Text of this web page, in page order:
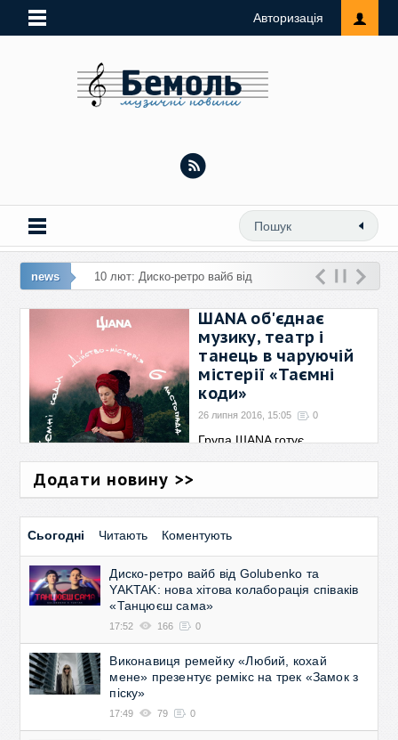
Авторизація
news 10 лют: Диско-ретро вайб від
колаборація співаків «Танцюєш сама»
ШANA об'єднає
музику, театр і
танець в чаруючій
містерії «Таємні
коди»
26 липня 2016, 15:05 0
Група ШАNA готує
українського→
Додати новину >>
Сьогодні Читають Коментують
Диско-ретро вайб від Golubenko та
YAKTAK: нова хітова колаборація співаків
«Танцюєш сама»
17:52 166 0
Виконавиця ремейку «Любий, кохай
мене» презентує ремікс на трек «Замок з
піску»
17:49 79 0